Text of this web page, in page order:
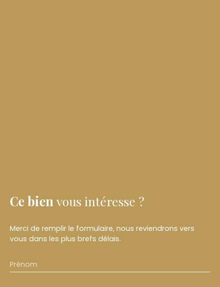
Ce bien vous intéresse ?
Merci de remplir le formulaire, nous reviendrons vers
vous dans les plus brefs délais.
Prénom